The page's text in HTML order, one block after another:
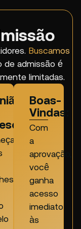
Buscamos
de admissão é
limitadas.
Boas-
Vindas:
Com
a
aprovação,
você
ganha
acesso
imediato
às